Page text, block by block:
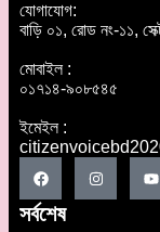
যোগাযোগ:
বাড়ি ০১, রোড নং-১১,
মোবাইল :
০১৭১৪-৯০৮৫৪৫
ইমেইল :
সর্বশেষ